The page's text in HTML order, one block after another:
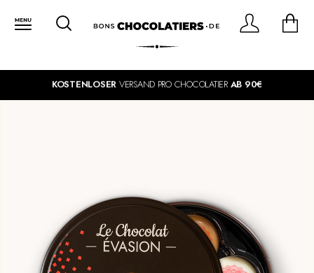
KOSTENLOSER VERSAND PRO CHOCOLATIER AB 90€